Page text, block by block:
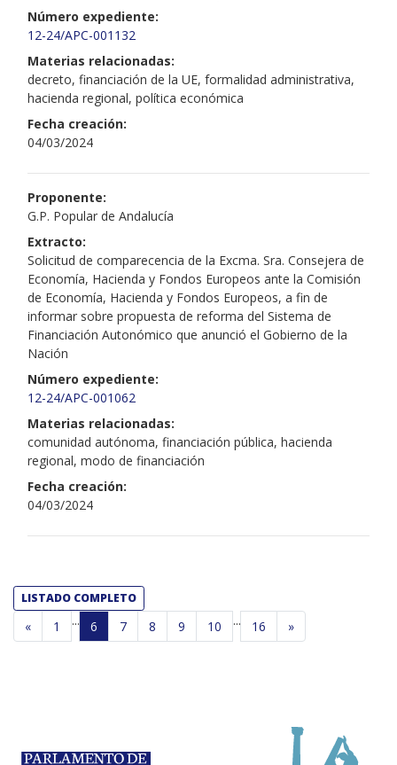
Número expediente:
12-24/APC-001132
Materias relacionadas:
decreto, financiación de la UE, formalidad administrativa,
hacienda regional, política económica
Fecha creación:
04/03/2024
Proponente:
G.P. Popular de Andalucía
Extracto:
Solicitud de comparecencia de la Excma. Sra. Consejera de
Economía, Hacienda y Fondos Europeos ante la Comisión
de Economía, Hacienda y Fondos Europeos, a fin de
informar sobre propuesta de reforma del Sistema de
Financiación Autonómico que anunció el Gobierno de la
Nación
Número expediente:
12-24/APC-001062
Materias relacionadas:
comunidad autónoma, financiación pública, hacienda
regional, modo de financiación
Fecha creación:
04/03/2024
LISTADO COMPLETO
« 1 ... 6 7 8 9 10 ... 16 »